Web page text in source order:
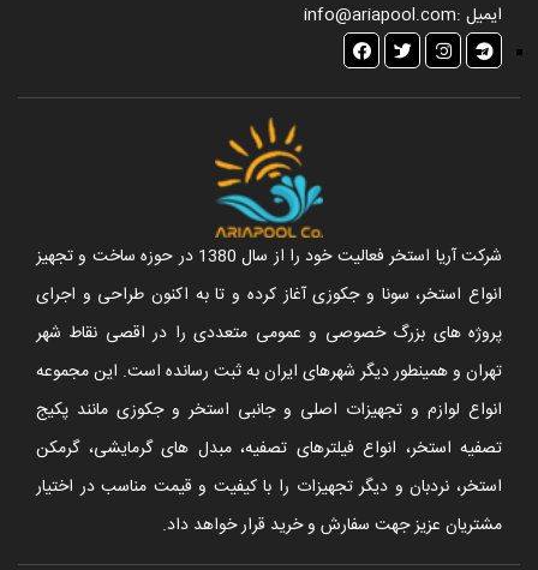
ایمیل :info@ariapool.com
شرکت آریا استخر فعالیت خود را از سال 1380 در حوزه ساخت و تجهیز
انواع استخر، سونا و جکوزی آغاز کرده و تا به اکنون طراحی و اجرای
پروژه های بزرگ خصوصی و عمومی متعددی را در اقصی نقاط شهر
تهران و همینطور دیگر شهرهای ایران به ثبت رسانده است. این مجموعه
انواع لوازم و تجهیزات اصلی و جانبی استخر و جکوزی مانند پکیج
تصفیه استخر، انواع فیلترهای تصفیه، مبدل های گرمایشی، گرمکن
استخر، نردبان و دیگر تجهیزات را با کیفیت و قیمت مناسب در اختیار
مشتریان عزیز جهت سفارش و خرید قرار خواهد داد.